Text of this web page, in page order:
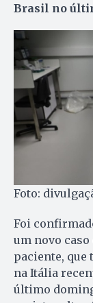
Brasil no
Foto:
Foi
um novo
paciente, que
na Itália
último